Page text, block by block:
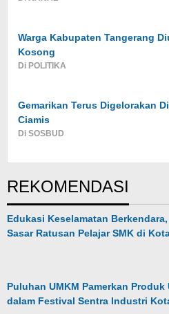
Warga Kabupaten Tangerang
Kosong
Di POLITIKA
Gemarikan Terus Digelorakan
Ciamis
Di SOSBUD
REKOMENDASI
Edukasi Keselamatan
Sasar Ratusan Pelajar SMK di
Puluhan UMKM Pamerkan Produk
dalam Festival Sentra Industri